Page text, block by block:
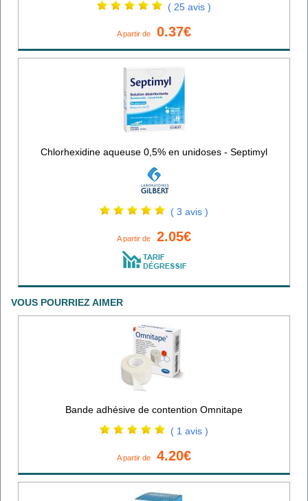
( 25 avis )
A partir de 0.37€
Chlorhexidine aqueuse 0,5% en unidoses - Septimyl
( 3 avis )
A partir de 2.05€
VOUS POURRIEZ AIMER
Bande adhésive de contention Omnitape
( 1 avis )
A partir de 4.20€